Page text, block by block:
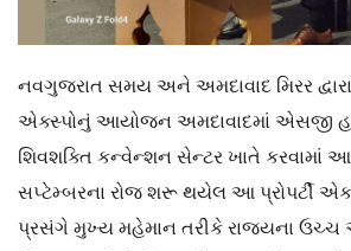
નવગુજરાત સમય અને અમદાવાદ મિરર દ્વારા
એક્સ્પોનું આયોજન અમદાવાદમાં એસજી
શિવશક્તિ કન્વેન્શન સેન્ટર ખાતે કરવામાં
સપ્ટેમ્બરના રોજ શરૂ થયેલ આ પ્રોપર્ટી
પ્રસંગે મુખ્ય મહેમાન તરીકે રાજ્યના